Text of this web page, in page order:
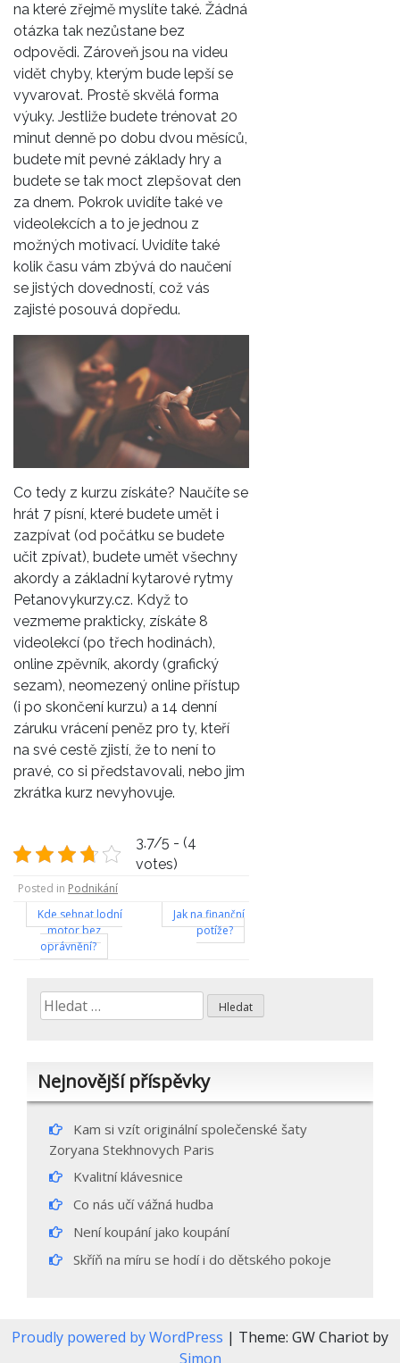
na které zřejmě myslíte také. Žádná
otázka tak nezůstane bez
odpovědi. Zároveň jsou na videu
vidět chyby, kterým bude lepší se
vyvarovat. Prostě skvělá forma
výuky. Jestliže budete trénovat 20
minut denně po dobu dvou měsíců,
budete mít pevné základy hry a
budete se tak moct zlepšovat den
za dnem. Pokrok uvidíte také ve
videolekcích a to je jednou z
možných motivací. Uvidíte také
kolik času vám zbývá do naučení
se jistých dovedností, což vás
zajisté posouvá dopředu.
Co tedy z kurzu získáte? Naučíte se
hrát 7 písní, které budete umět i
zazpívat (od počátku se budete
učit zpívat), budete umět všechny
akordy a základní kytarové rytmy
Petanovykurzy.cz. Když to
vezmeme prakticky, získáte 8
videolekcí (po třech hodinách),
online zpěvník, akordy (grafický
sezam), neomezený online přístup
(i po skončení kurzu) a 14 denní
záruku vrácení peněz pro ty, kteří
na své cestě zjistí, že to není to
pravé, co si představovali, nebo jim
zkrátka kurz nevyhovuje.
3.7/5 - (4
votes)
Posted in Podnikání
Navigace
pro
příspěvek
Kde sehnat lodní
motor bez
oprávnění?
Jak na finanční
potíže?
Vyhledávání
Nejnovější příspěvky
Kam si vzít originální společenské šaty
Zoryana Stekhnovych Paris
Kvalitní klávesnice
Co nás učí vážná hudba
Není koupání jako koupání
Skříň na míru se hodí i do dětského pokoje
Proudly powered by WordPress | Theme: GW Chariot by
Simon